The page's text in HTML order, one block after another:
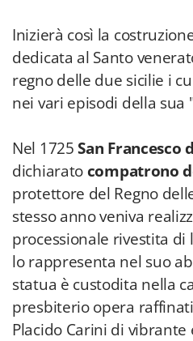
Inizierà così la
dedicata al Santo
regno delle due sicilie i
nei vari episodi della sua
Nel 1725San Francesco
dichiarato compatrono
protettore del Regno
stesso anno veniva
processionale rivestita
lo rappresenta nel suo
statua è custodita nella
presbiterio opera
Placido Carini di vibrante